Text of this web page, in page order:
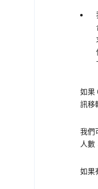
如果
訊移
我們
人數
如果